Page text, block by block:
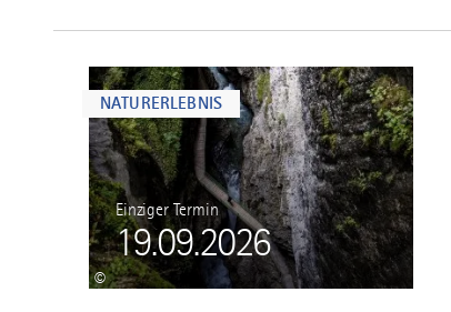
NATURERLEBNIS
19.09.2026
Einziger Termin
©